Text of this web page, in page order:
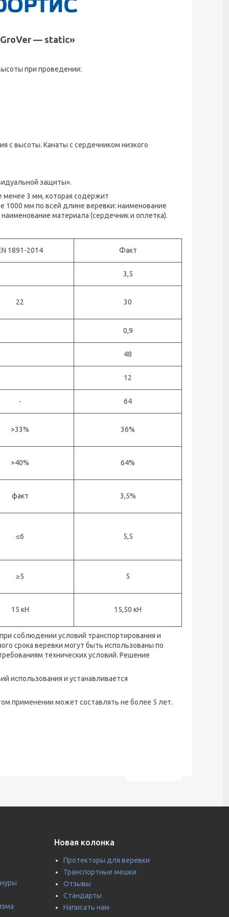
— static»
при проведении:
с высоты. Канаты с сердечником низкого
защиты».
менее 3 мм, которая содержит
мм по всей длине веревки: наименование
материала (сердечник и оплетка).
1891-2014 Факт
3,5
22 30
0,9
48
12
- 64
>33% 36%
>40% 64%
факт 3,5%
≤6 5,5
≥5 5
15 кН 15,50 кН
соблюдении условий транспортирования и
срока веревки могут быть использованы по
технических условий. Решение
использования и устанавливается
применении может составлять не более 5 лет.
Новая колонка
Протекторы для веревки
Транспортные мешки
Отзывы
Стандарты
Написать нам